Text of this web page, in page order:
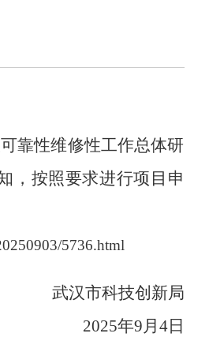
靠性维修性工作总体研
，按照要求进行项目申
5736.html
武汉市科技创新局
2025年9月4日